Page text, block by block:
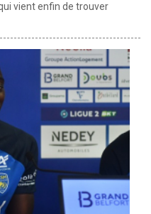
vient enfin de trouver